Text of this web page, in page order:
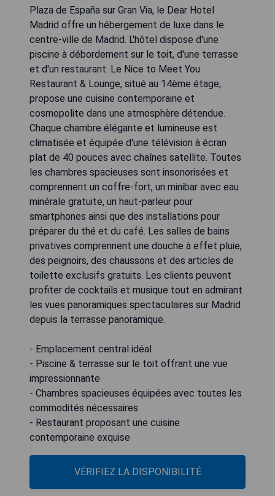
Plaza de España sur Gran Via, le Dear Hotel
Madrid offre un hébergement de luxe dans le
centre-ville de Madrid. L'hôtel dispose d'une
piscine à débordement sur le toit, d'une terrasse
et d'un restaurant. Le Nice to Meet You
Restaurant & Lounge, situé au 14ème étage,
propose une cuisine contemporaine et
cosmopolite dans une atmosphère détendue.
Chaque chambre élégante et lumineuse est
climatisée et équipée d'une télévision à écran
plat de 40 pouces avec chaînes satellite. Toutes
les chambres spacieuses sont insonorisées et
comprennent un coffre-fort, un minibar avec eau
minérale gratuite, un haut-parleur pour
smartphones ainsi que des installations pour
préparer du thé et du café. Les salles de bains
privatives comprennent une douche à effet pluie,
des peignoirs, des chaussons et des articles de
toilette exclusifs gratuits. Les clients peuvent
profiter de cocktails et musique tout en admirant
les vues panoramiques spectaculaires sur Madrid
depuis la terrasse panoramique.
- Emplacement central idéal
- Piscine & terrasse sur le toit offrant une vue
impressionnante
- Chambres spacieuses équipées avec toutes les
commodités nécessaires
- Restaurant proposant une cuisine
contemporaine exquise
VÉRIFIEZ LA DISPONIBILITÉ